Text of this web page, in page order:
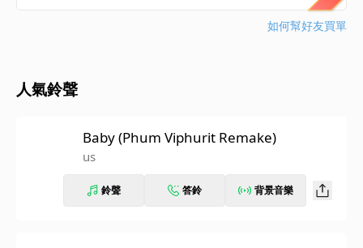
如何幫好友買單
人氣鈴聲
Baby (Phum Viphurit Remake)
us
鈴聲 答鈴 背景音樂